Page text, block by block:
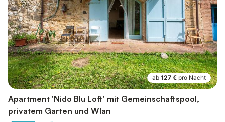
ab 127 € pro Nacht
Apartment 'Nido Blu Loft' mit Gemeinschaftspool,
privatem Garten und Wlan